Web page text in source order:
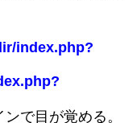
index.php?
で目が覚める。